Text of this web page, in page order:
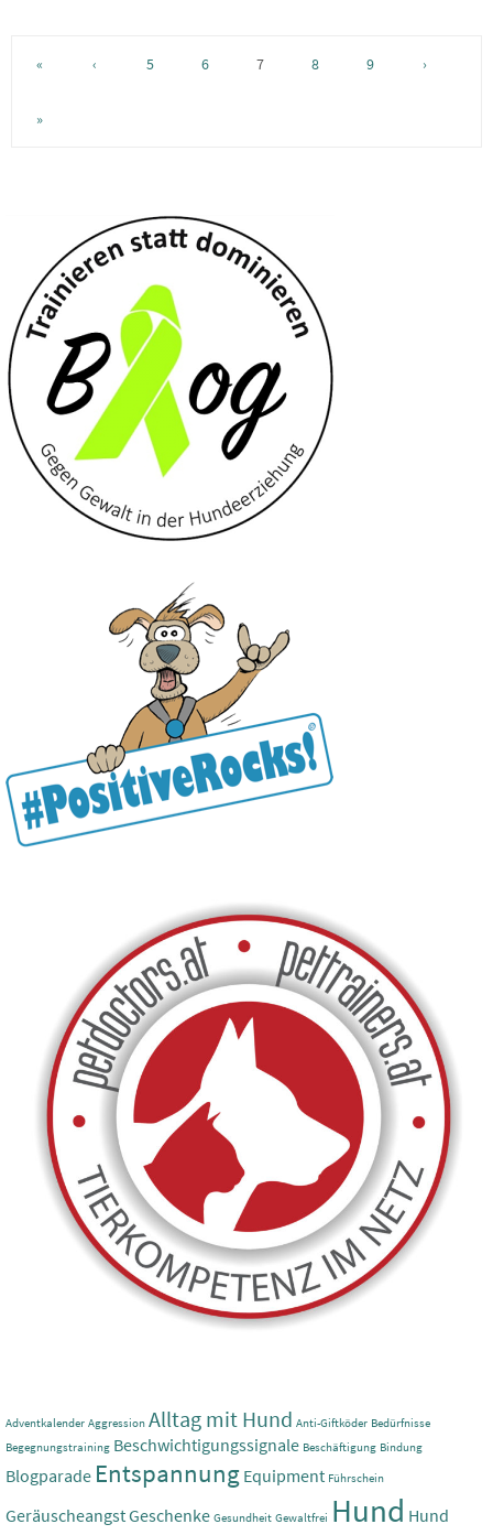
« ‹ 5 6 7 8 9 ›
»
Adventkalender Aggression Alltag mit Hund Anti-Giftköder Bedürfnisse
Begegnungstraining Beschwichtigungssignale Beschäftigung Bindung
Blogparade Entspannung Equipment Führschein
GeräuscheangstGeschenke Gesundheit Gewaltfrei Hund Hund